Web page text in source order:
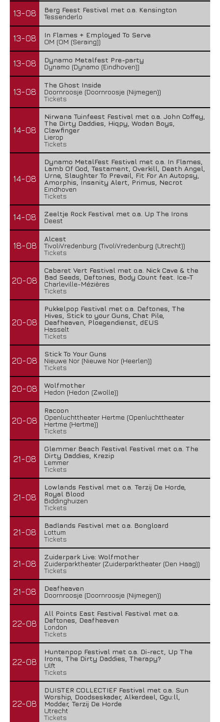
13-08
Berg Feest Festival met o.a. Kensington
Tessenderlo
13-08
In Flames + Employed To Serve
OM (OM (Seraing))
13-08
Dynamo Metalfest Pre-party
Dynamo (Dynamo (Eindhoven))
13-08
The Ghost Inside
Doornroosje (Doornroosje (Nijmegen))
Tickets
14-08
Nirwana Tuinfeest Festival met o.a. John Coffey,
The Dirty Daddies, Hiqpy, Wodan Boys,
Clawfinger
Lierop
Tickets
14-08
Dynamo MetalFest Festival met o.a. In Flames,
Lamb Of God, Testament, Overkill, Death Angel,
Urne, Slaughter To Prevail, Fit For An Autopsy,
Amorphis, Insanity Alert, Primus, Necrot
Eindhoven
Tickets
14-08
Zeeltje Rock Festival met o.a. Up The Irons
Deest
18-08
Alcest
TivoliVredenburg (TivoliVredenburg (Utrecht))
Tickets
20-08
Cabaret Vert Festival met o.a. Nick Cave & the
Bad Seeds, Deftones, Body Count feat. Ice-T
Charleville-Mézières
Tickets
20-08
Pukkelpop Festival met o.a. Deftones, The
Hives, Stick to your Guns, Chat Pile,
Deafheaven, Ploegendienst, dEUS
Hasselt
Tickets
20-08
Stick To Your Guns
Nieuwe Nor (Nieuwe Nor (Heerlen))
Tickets
20-08
Wolfmother
Hedon (Hedon (Zwolle))
20-08
Racoon
Openluchttheater Hertme (Openluchttheater
Hertme (Hertme))
Tickets
21-08
Glemmer Beach Festival Festival met o.a. The
Dirty Daddies, Krezip
Lemmer
Tickets
21-08
Lowlands Festival met o.a. Terzij De Horde,
Royal Blood
Biddinghuizen
Tickets
21-08
Badlands Festival met o.a. Bongloard
Lottum
Tickets
21-08
Zuiderpark Live: Wolfmother
Zuiderparktheater (Zuiderparktheater (Den Haag))
Tickets
21-08
Deafheaven
Doornroosje (Doornroosje (Nijmegen))
22-08
All Points East Festival Festival met o.a.
Deftones, Deafheaven
London
Tickets
22-08
Huntenpop Festival met o.a. Di-rect, Up The
Irons, The Dirty Daddies, Therapy?
Ulft
Tickets
22-08
DUISTER COLLECTIEF Festival met o.a. Sun
Worship, Doodseskader, Alkerdeel, Ggu:ll,
Modder, Terzij De Horde
Utrecht
Tickets